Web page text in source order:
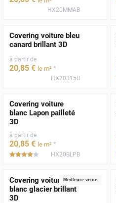
HX20MMAB
Covering voiture bleu
canard brillant 3D
à partir de
20,85 € le m² *
HX20315B
Covering voiture
blanc Lapon pailleté
3D
à partir de
20,85 € le m² *
***** HX20BLPB
Meilleure vente
Covering voiture
blanc glacier brillant
3D